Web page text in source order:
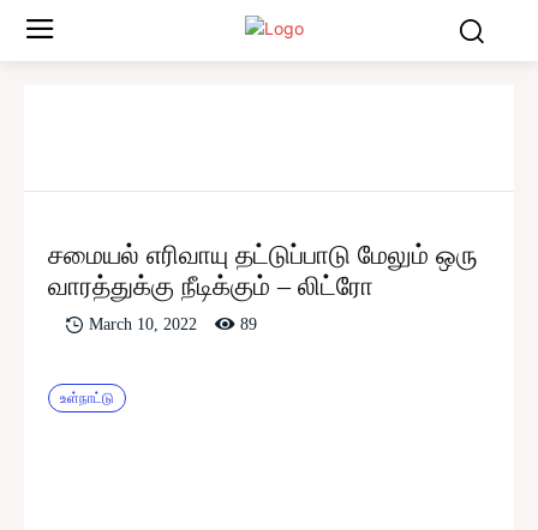
சமையல் எரிவாயு தட்டுப்பாடு மேலும் ஒரு
வாரத்துக்கு நீடிக்கும் – லிட்ரோ
March 10, 2022 89
உள்நாட்டு